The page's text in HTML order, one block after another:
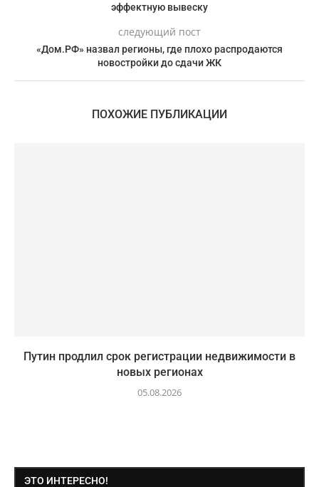
эффектную вывеску
следующий пост
«Дом.РФ» назвал регионы, где плохо распродаются
новостройки до сдачи ЖК
ПОХОЖИЕ ПУБЛИКАЦИИ
Путин продлил срок регистрации недвижимости в
новых регионах
05.08.2026
ЭТО ИНТЕРЕСНО!